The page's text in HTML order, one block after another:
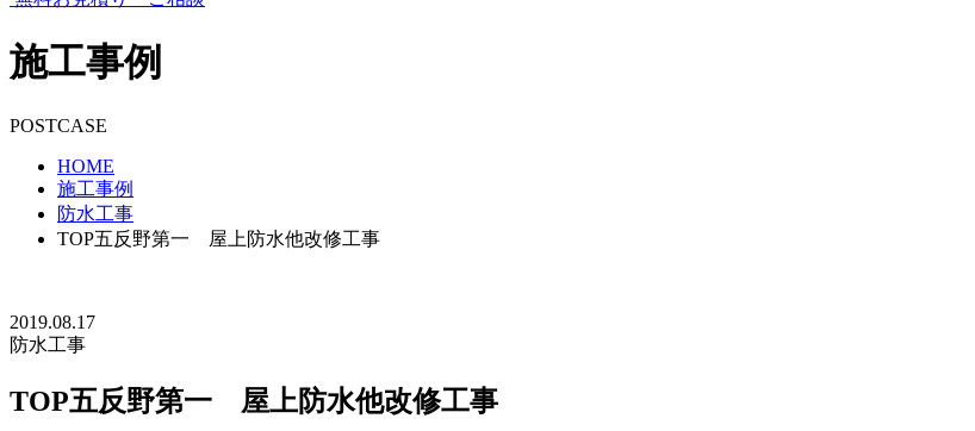
施工事例
POSTCASE
HOME
施工事例
防水工事
TOP五反野第一 屋上防水他改修工事
2019.08.17
防水工事
TOP五反野第一 屋上防水他改修工事